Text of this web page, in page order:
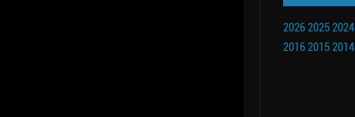
202620252024
201620152014